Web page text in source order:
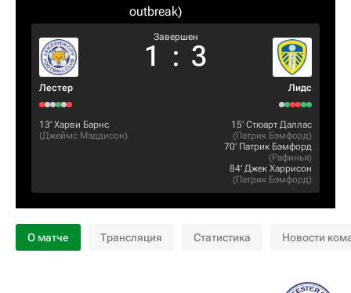
outbreak)
Лестер
Завершен
1 : 3
Лидс
13‎’‎ Харви Барнс
(Джеймс Мэддисон)
15‎’‎ Стюарт Даллас
(Патрик Бэмфорд)
70‎’‎ Патрик Бэмфорд
(Рафинья)
84‎’‎ Джек Харрисон
(Патрик Бэмфорд)
О матче Трансляция Статистика Новости